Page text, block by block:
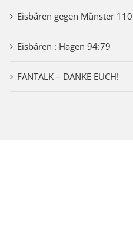
Eisbären gegen Münster
Eisbären : Hagen 94:79
FANTALK – DANKE EUCH!